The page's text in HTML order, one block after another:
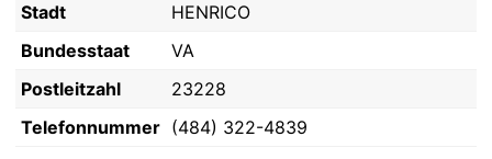
Stadt
HENRICO
Bundesstaat
VA
Postleitzahl
23228
Telefonnummer (484) 322-4839